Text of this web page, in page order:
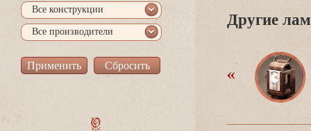
се конструкции
се производители
Другие